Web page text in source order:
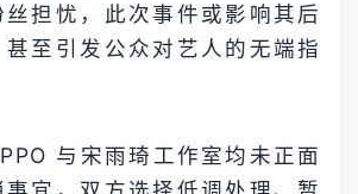
担忧，此次事件或影响其后
至引发公众对艺人的无端指
与宋雨琦工作室均未正面